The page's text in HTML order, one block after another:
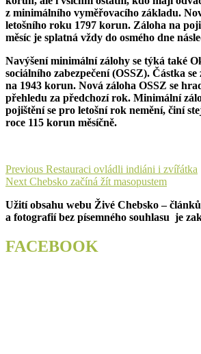
z minimálního vyměřovacího základu.
letošního roku 1797 korun. Záloha na
měsíc je splatná vždy do osmého dne
Navýšení minimální zálohy se týká také
sociálního zabezpečení (OSSZ). Částka
na 1943 korun. Nová záloha OSSZ se
přehledu za předchozí rok. Minimální
pojištění se pro letošní rok nemění, činí
roce 115 korun měsíčně.
Navigace
pro
příspěvek
Previous Previous
post:
Restauraci ovládli indiáni i zvířátka
Next Next
Chebsko začíná žít masopustem
Užití obsahu webu Živé Chebsko – článků
a fotografií bez písemného souhlasu je
FACEBOOK